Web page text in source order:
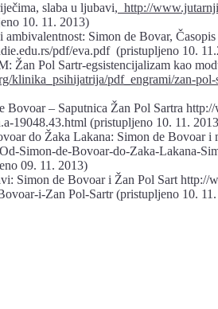
slaba u ljubavi, http://
10. 11. 2013)
Simon de Bovar,
pdf/eva.pdf (pristupljeno 10.
Žan Pol Sartr-egsistencijalizam kao
klinika_psihijatrija/pdf_engrami/zan-pol-
Bovoar – Saputnica Žan Pol Sartra
19048.43.html (pristupljeno 10. 11.
do Žaka Lakana: Simon de Bovoar
Simon-de-Bovoar-do-Zaka-Lakana-
09. 11. 2013)
Simon de Bovoar i Žan Pol Sart http://
i-Zan Pol-Sartr (pristupljeno 10.